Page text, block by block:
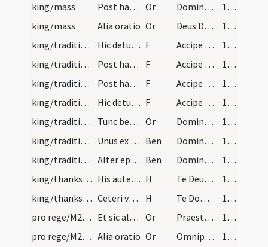
king/mass
Post haec dominus archiepiscopus dicat hanc orati… Or Domine Deus omnipotens cuius est omnis potestas ... placere contendat. Per Dominum nostrum
169 (124)
king/mass
Alia oratio Or Deus Dei Filius ... conregnare ei merearis qui solus sine
170 (125)
king/traditio instrumentorum
Hic detur annulus a metropolitano F Accipe regiae dignitatis annulum ... glorieris in aeternitate. Per eum cui est honor
170 (125)
king/traditio instrumentorum
Post haec a domino archiepiscopo accipiat ensem d… F Accipe gladium ... merearis regnare. Qui cum Patre
170 (125)
king/traditio instrumentorum
Post haec dominus archiepiscopus coronam capiti r… F Accipe coronam ... sine fine glorieris. Qui vivt et regnat
171 (126)
king/traditio instrumentorum
Hic detur ei sceptrum et pomum aureum per antedic… F Accipe sceptrum ... pervenias ipso adiuvante cuius regimen
172 (127)
king/traditio instrumentorum
Tunc benedicat eum dominus archiepiscopus dicens Or Dominus vobiscum. Benedic Domine hunc regem ... reperiatur merito. Per Dominum
172 (127)
king/traditio instrumentorum
Unus ex episcopis in maiori statu constitutus dic… Ben Dominus vobiscum. Extendat omnipotens ... intercedentibus meritis. Per Dominum
172 (127)
king/traditio instrumentorum
Alter episcopus sequens dicat Ben Dominus vobiscum. Victoriosum te ... regnum perducat. Per Dominum
172 (127)
king/thanksgiving
His autem peractis, chorus dictae ecclesiae sanct… H Te Deum laudamus
173 (128)
king/thanksgiving
Ceteri vero clerici respondeant H Te Dominum confitemur
173 (128)
pro rege/M2/Mass Propers/mass/4
Et sic alternando usque in finem. Post haec ascen… Or Praesta, quaesumus, omnipotens ... conversatione perpetui.
173 (128)
pro rege/M2/Mass Propers/mass/5 Alia oratio Or Omnipotens sempiterne Deus qui de plebe ... gratiosus perveniat. 173 (128)